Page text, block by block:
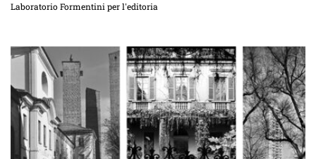
Laboratorio Formentini per l'editoria